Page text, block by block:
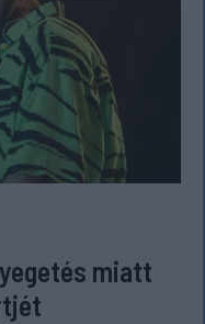
miatt